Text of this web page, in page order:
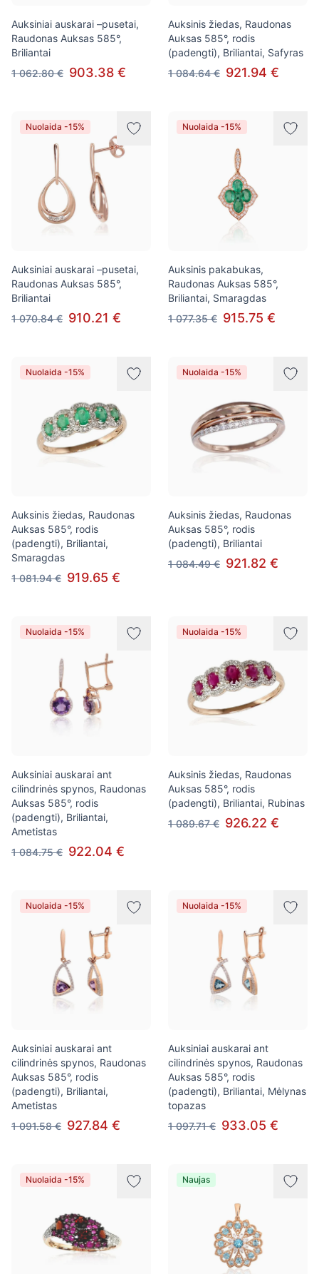
Auksiniai auskarai –pusetai,
Raudonas Auksas 585°,
Briliantai
1 062.80 € 903.38 €
Auksinis žiedas, Raudonas
Auksas 585°, rodis
(padengti), Briliantai, Safyras
1 084.64 € 921.94 €
Nuolaida -15%
Auksiniai auskarai –pusetai,
Raudonas Auksas 585°,
Briliantai
1 070.84 € 910.21 €
Nuolaida -15%
Auksinis pakabukas,
Raudonas Auksas 585°,
Briliantai, Smaragdas
1 077.35 € 915.75 €
Nuolaida -15%
Auksinis žiedas, Raudonas
Auksas 585°, rodis
(padengti), Briliantai,
Smaragdas
1 081.94 € 919.65 €
Nuolaida -15%
Auksinis žiedas, Raudonas
Auksas 585°, rodis
(padengti), Briliantai
1 084.49 € 921.82 €
Nuolaida -15%
Auksiniai auskarai ant
cilindrinės spynos, Raudonas
Auksas 585°, rodis
(padengti), Briliantai,
Ametistas
1 084.75 € 922.04 €
Nuolaida -15%
Auksinis žiedas, Raudonas
Auksas 585°, rodis
(padengti), Briliantai, Rubinas
1 089.67 € 926.22 €
Nuolaida -15%
Auksiniai auskarai ant
cilindrinės spynos, Raudonas
Auksas 585°, rodis
(padengti), Briliantai,
Ametistas
1 091.58 € 927.84 €
Nuolaida -15%
Auksiniai auskarai ant
cilindrinės spynos, Raudonas
Auksas 585°, rodis
(padengti), Briliantai, Mėlynas
topazas
1 097.71 € 933.05 €
Nuolaida -15% Naujas